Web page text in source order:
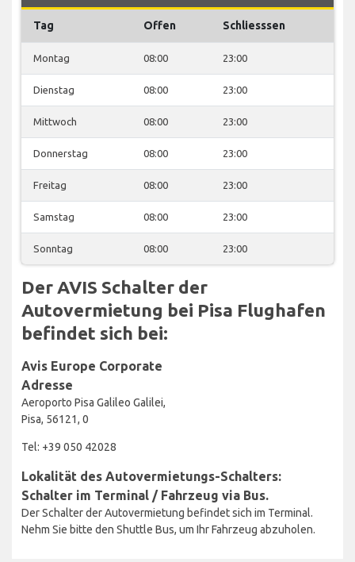
Tag Offen Schliesssen
Montag 08:00 23:00
Dienstag 08:00 23:00
Mittwoch 08:00 23:00
Donnerstag 08:00 23:00
Freitag 08:00 23:00
Samstag 08:00 23:00
Sonntag 08:00 23:00
Der AVIS Schalter der
Autovermietung bei Pisa Flughafen
befindet sich bei:
Avis Europe Corporate
Adresse
Aeroporto Pisa Galileo Galilei,
Pisa, 56121, 0
Tel: +39 050 42028
Lokalität des Autovermietungs-Schalters:
Schalter im Terminal / Fahrzeug via Bus.
Der Schalter der Autovermietung befindet sich im Terminal.
Nehm Sie bitte den Shuttle Bus, um Ihr Fahrzeug abzuholen.